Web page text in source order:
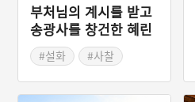
부처님의 계시를 받고
송광사를 창건한 혜린
선사
#설화
#사찰
#전라도설화